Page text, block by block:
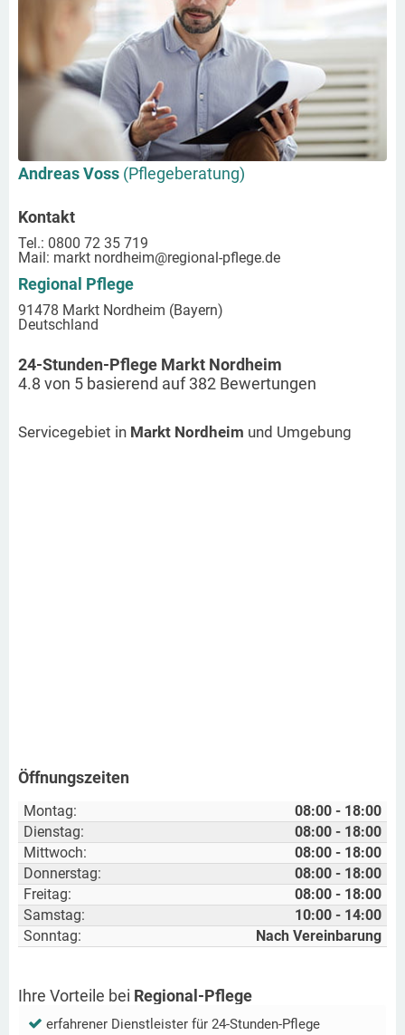
Andreas Voss (Pflegeberatung)
Kontakt
Tel.: 0800 72 35 719
Mail: markt nordheim@regional-pflege.de
Regional Pflege
91478 Markt Nordheim (Bayern)
Deutschland
24-Stunden-Pflege Markt Nordheim
4.8 von 5 basierend auf382 Bewertungen
Servicegebiet in Markt Nordheim und Umgebung
Öffnungszeiten
Montag:
08:00 - 18:00
Dienstag:
08:00 - 18:00
Mittwoch:
08:00 - 18:00
Donnerstag:
08:00 - 18:00
Freitag:
08:00 - 18:00
Samstag:
10:00 - 14:00
Sonntag:
Nach Vereinbarung
Ihre Vorteile bei Regional-Pflege
erfahrener Dienstleister für 24-Stunden-Pflege